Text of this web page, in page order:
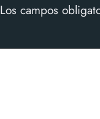
Los campos